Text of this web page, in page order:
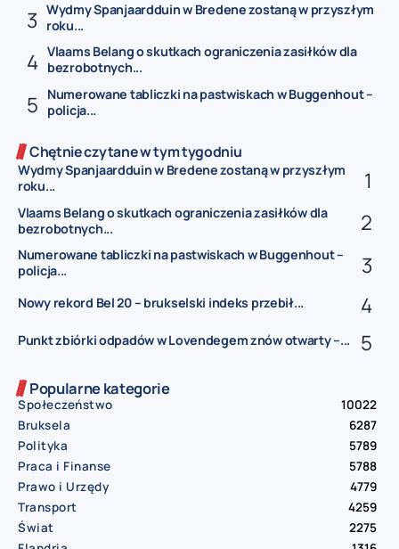
Wydmy Spanjaardduin w Bredene zostaną w przyszłym
roku...
Vlaams Belang o skutkach ograniczenia zasiłków dla
bezrobotnych...
Numerowane tabliczki na pastwiskach w Buggenhout –
policja...
Chętnie czytane w tym tygodniu
Wydmy Spanjaardduin w Bredene zostaną w przyszłym
roku...
Vlaams Belang o skutkach ograniczenia zasiłków dla
bezrobotnych...
Numerowane tabliczki na pastwiskach w Buggenhout –
policja...
Nowy rekord Bel 20 – brukselski indeks przebił...
Punkt zbiórki odpadów w Lovendegem znów otwarty –...
Popularne kategorie
Społeczeństwo
10022
Bruksela
6287
Polityka
5789
Praca i Finanse
5788
Prawo i Urzędy
4779
Transport
4259
Świat
2275